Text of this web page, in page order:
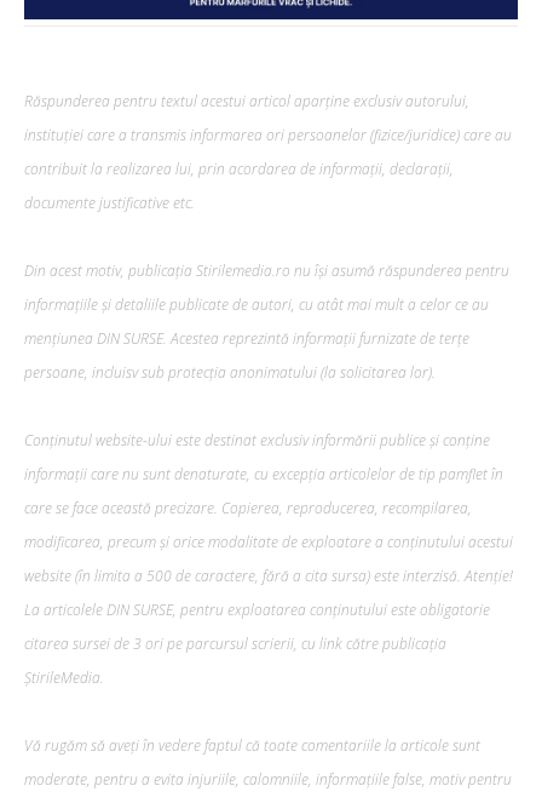
exclusiv!
Răspunderea pentru textul acestui articol aparține exclusiv autorului,
instituției care a transmis informarea ori persoanelor (fizice/juridice) care au
contribuit la realizarea lui, prin acordarea de informații, declarații,
documente justificative etc.
Din acest motiv, publicația Stirilemedia.ro nu își asumă răspunderea pentru
informațiile și detaliile publicate de autori, cu atât mai mult a celor ce au
mențiunea DIN SURSE. Acestea reprezintă informații furnizate de terțe
persoane, incluisv sub protecția anonimatului (la solicitarea lor).
Conținutul website-ului este destinat exclusiv informării publice și conține
informații care nu sunt denaturate, cu excepția articolelor de tip pamflet în
care se face această precizare. Copierea, reproducerea, recompilarea,
modificarea, precum şi orice modalitate de exploatare a conținutului acestui
website (în limita a 500 de caractere, fără a cita sursa) este interzisă. Atenție!
La articolele DIN SURSE, pentru exploatarea conținutului este obligatorie
citarea sursei de 3 ori pe parcursul scrierii, cu link către publicația
ȘtirileMedia.
Vă rugăm să aveți în vedere faptul că toate comentariile la articole sunt
moderate, pentru a evita injuriile, calomniile, informațiile false, motiv pentru